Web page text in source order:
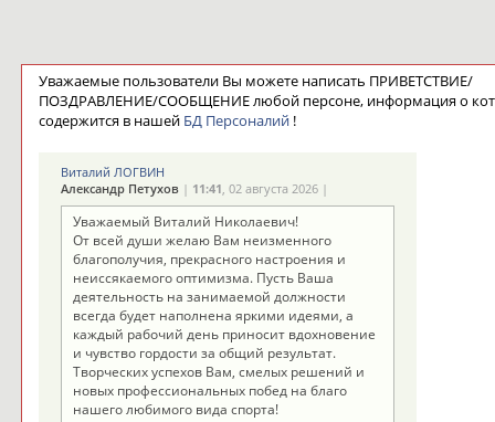
Уважаемые пользователи Вы можете написать ПРИВЕТСТВИЕ/
ПОЗДРАВЛЕНИЕ/СООБЩЕНИЕ любой персоне, информация о
содержится в нашей БД Персоналий!
Виталий ЛОГВИН
Александр Петухов| 11:41, 02 августа 2026 |
Уважаемый Виталий Николаевич!
От всей души желаю Вам неизменного
благополучия, прекрасного настроения и
неиссякаемого оптимизма. Пусть Ваша
деятельность на занимаемой должности
всегда будет наполнена яркими идеями, а
каждый рабочий день приносит вдохновение
и чувство гордости за общий результат.
Творческих успехов Вам, смелых решений и
новых профессиональных побед на благо
нашего любимого вида спорта!